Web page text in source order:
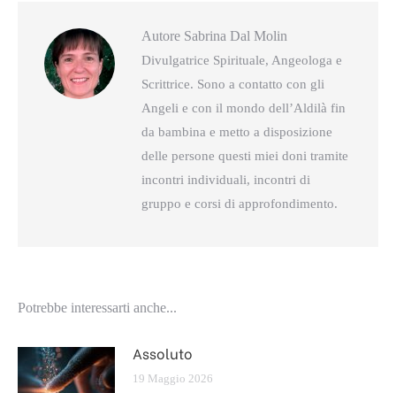
Autore Sabrina Dal Molin
Divulgatrice Spirituale, Angeologa e
Scrittrice. Sono a contatto con gli
Angeli e con il mondo dell’Aldilà fin
da bambina e metto a disposizione
delle persone questi miei doni tramite
incontri individuali, incontri di
gruppo e corsi di approfondimento.
Potrebbe interessarti anche...
Assoluto
19 Maggio 2026